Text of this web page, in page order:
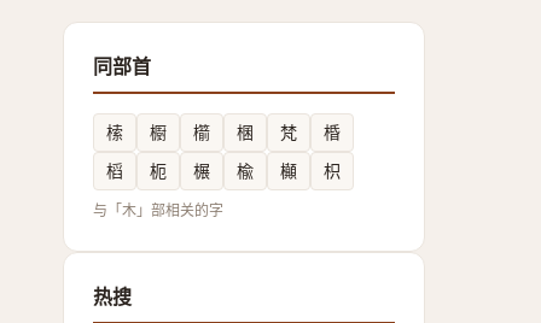
同部首
㮦 櫉 櫤 棞 梵
棔
槄
枙 榐 楡 㰜 枳
与「木」部相关的字
热搜